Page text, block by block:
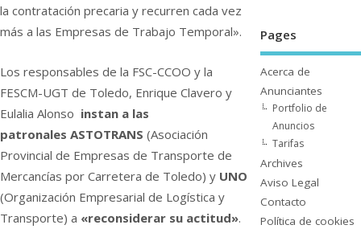
la contratación precaria y recurren cada vez
más a las Empresas de Trabajo Temporal».
Los responsables de la FSC-CCOO y la
FESCM-UGT de Toledo, Enrique Clavero y
Eulalia Alonso instan a las
patronales ASTOTRANS (Asociación
Provincial de Empresas de Transporte de
Mercancí­as por Carretera de Toledo) y UNO
(Organización Empresarial de Logí­stica y
Transporte) a «reconsiderar su actitud».
Pages
Acerca de
Anunciantes
Portfolio de
Anuncios
Tarifas
Archives
Aviso Legal
Contacto
Polí­tica de cookies